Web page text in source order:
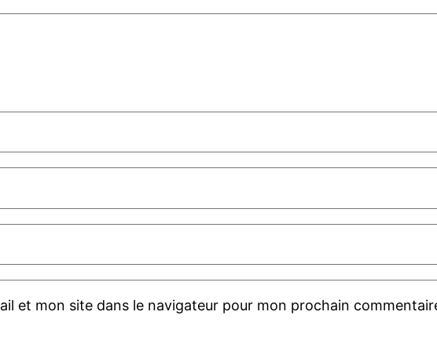
et mon site dans le navigateur pour mon prochain